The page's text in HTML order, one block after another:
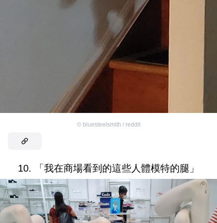
© bluesteelsmith / reddit
10. 「我在商場看到的這些人體模特的腿」